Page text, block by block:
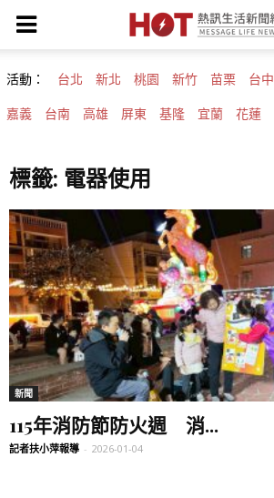
活動： 台北 新北 桃園 新竹 苗栗 台中
嘉義 台南 高雄 屏東 基隆 宜蘭 花蓮
標籤: 電器使用
新聞
115年消防節防火週 消...
記者扶小萍報導 - 2026-01-04